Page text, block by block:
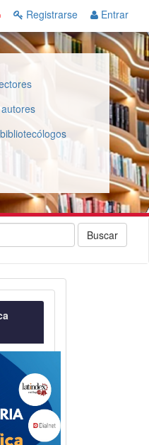
Registrarse Entrar
Buscar